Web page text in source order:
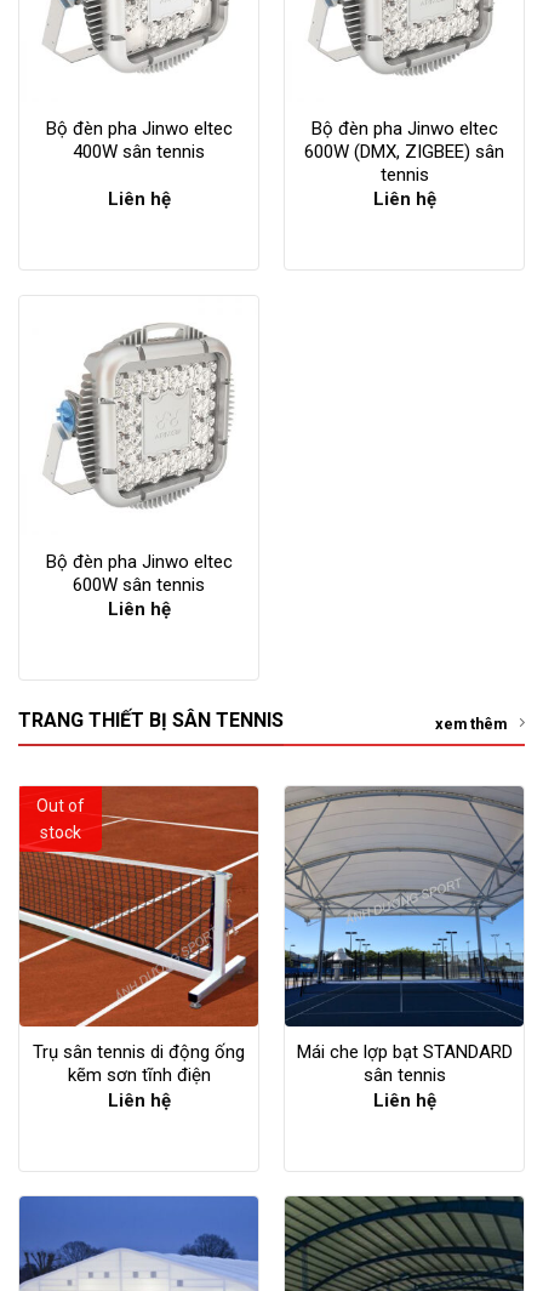
Bộ đèn pha Jinwo eltec
400W sân tennis
Liên hệ
Bộ đèn pha Jinwo eltec
600W (DMX, ZIGBEE) sân
tennis
Liên hệ
Bộ đèn pha Jinwo eltec
600W sân tennis
Liên hệ
TRANG THIẾT BỊ SÂN TENNIS xem thêm
Out of
stock
Trụ sân tennis di động ống
kẽm sơn tĩnh điện
Liên hệ
Mái che lợp bạt STANDARD
sân tennis
Liên hệ